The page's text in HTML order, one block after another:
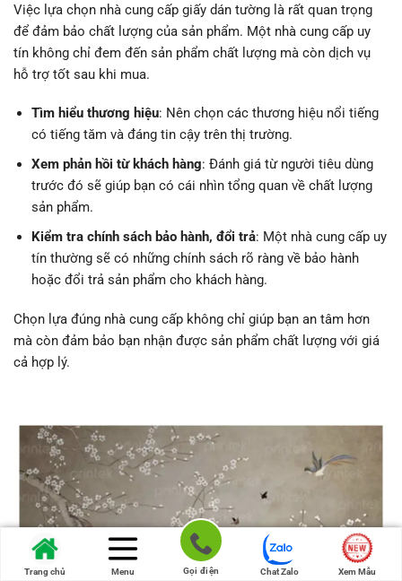
Việc lựa chọn nhà cung cấp giấy dán tường là rất quan trọng
để đảm bảo chất lượng của sản phẩm. Một nhà cung cấp uy
tín không chỉ đem đến sản phẩm chất lượng mà còn dịch vụ
hỗ trợ tốt sau khi mua.
Tìm hiểu thương hiệu: Nên chọn các thương hiệu nổi tiếng
có tiếng tăm và đáng tin cậy trên thị trường.
Xem phản hồi từ khách hàng: Đánh giá từ người tiêu dùng
trước đó sẽ giúp bạn có cái nhìn tổng quan về chất lượng
sản phẩm.
Kiểm tra chính sách bảo hành, đổi trả: Một nhà cung cấp uy
tín thường sẽ có những chính sách rõ ràng về bảo hành
hoặc đổi trả sản phẩm cho khách hàng.
Chọn lựa đúng nhà cung cấp không chỉ giúp bạn an tâm hơn
mà còn đảm bảo bạn nhận được sản phẩm chất lượng với giá
cả hợp lý.
Trang chủ Menu Gọi điện Chat Zalo Xem Mẫu